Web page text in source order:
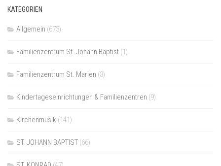
KATEGORIEN
Allgemein (673)
Familienzentrum St. Johann Baptist (1)
Familienzentrum St. Marien (3)
Kindertageseinrichtungen & Familienzentren (9)
Kirchenmusik (141)
ST. JOHANN BAPTIST (66)